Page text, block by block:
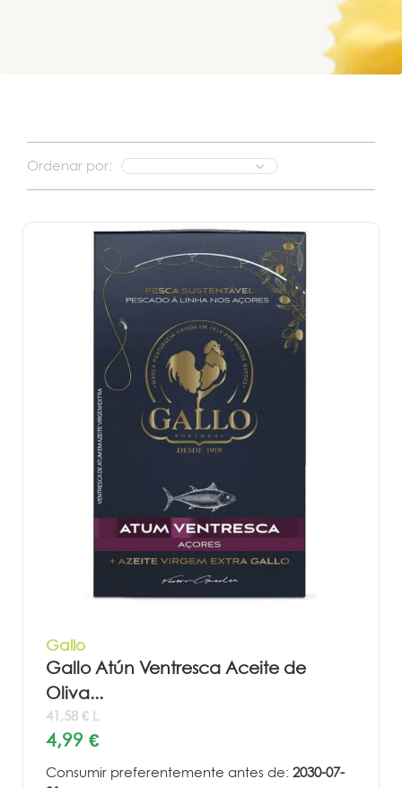
Ordenar por:
Gallo
Gallo Atún Ventresca Aceite de
Oliva...
41,58 € L
4,99 €
Consumir preferentemente antes de: 2030-07-